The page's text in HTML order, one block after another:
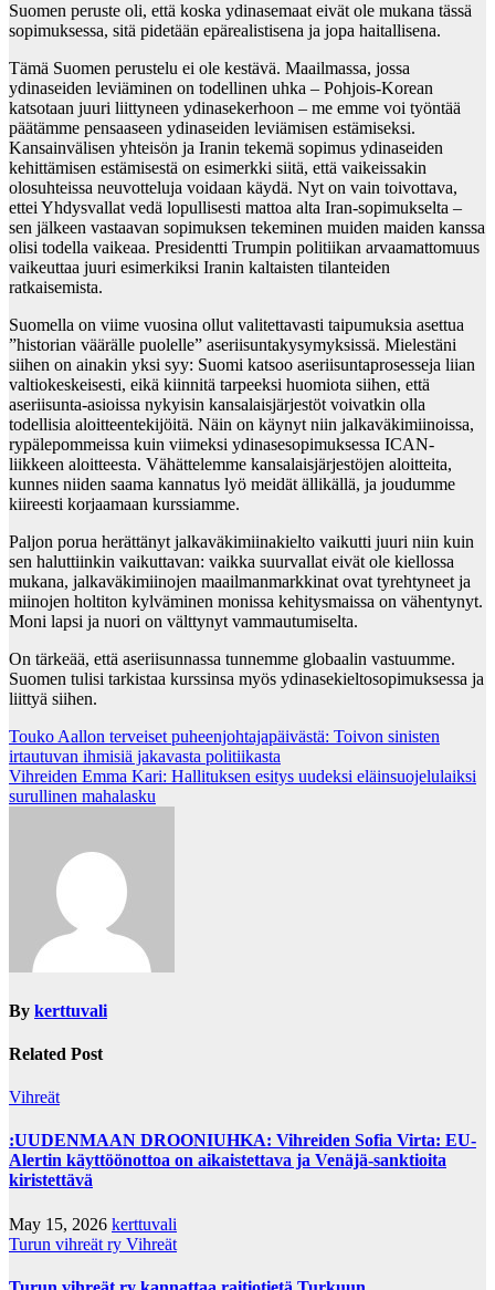
Suomen peruste oli, että koska ydinasemaat eivät ole mukana tässä
sopimuksessa, sitä pidetään epärealistisena ja jopa haitallisena.
Tämä Suomen perustelu ei ole kestävä. Maailmassa, jossa
ydinaseiden leviäminen on todellinen uhka – Pohjois-Korean
katsotaan juuri liittyneen ydinasekerhoon – me emme voi työntää
päätämme pensaaseen ydinaseiden leviämisen estämiseksi.
Kansainvälisen yhteisön ja Iranin tekemä sopimus ydinaseiden
kehittämisen estämisestä on esimerkki siitä, että vaikeissakin
olosuhteissa neuvotteluja voidaan käydä. Nyt on vain toivottava,
ettei Yhdysvallat vedä lopullisesti mattoa alta Iran-sopimukselta –
sen jälkeen vastaavan sopimuksen tekeminen muiden maiden kanssa
olisi todella vaikeaa. Presidentti Trumpin politiikan arvaamattomuus
vaikeuttaa juuri esimerkiksi Iranin kaltaisten tilanteiden
ratkaisemista.
Suomella on viime vuosina ollut valitettavasti taipumuksia asettua
”historian väärälle puolelle” aseriisuntakysymyksissä. Mielestäni
siihen on ainakin yksi syy: Suomi katsoo aseriisuntaprosesseja liian
valtiokeskeisesti, eikä kiinnitä tarpeeksi huomiota siihen, että
aseriisunta-asioissa nykyisin kansalaisjärjestöt voivatkin olla
todellisia aloitteentekijöitä. Näin on käynyt niin jalkaväkimiinoissa,
rypälepommeissa kuin viimeksi ydinasesopimuksessa ICAN-
liikkeen aloitteesta. Vähättelemme kansalaisjärjestöjen aloitteita,
kunnes niiden saama kannatus lyö meidät ällikällä, ja joudumme
kiireesti korjaamaan kurssiamme.
Paljon porua herättänyt jalkaväkimiinakielto vaikutti juuri niin kuin
sen haluttiinkin vaikuttavan: vaikka suurvallat eivät ole kiellossa
mukana, jalkaväkimiinojen maailmanmarkkinat ovat tyrehtyneet ja
miinojen holtiton kylväminen monissa kehitysmaissa on vähentynyt.
Moni lapsi ja nuori on välttynyt vammautumiselta.
On tärkeää, että aseriisunnassa tunnemme globaalin vastuumme.
Suomen tulisi tarkistaa kurssinsa myös ydinasekieltosopimuksessa ja
liittyä siihen.
Post
navigation
Touko Aallon terveiset puheenjohtajapäivästä: Toivon sinisten
irtautuvan ihmisiä jakavasta politiikasta
Vihreiden Emma Kari: Hallituksen esitys uudeksi eläinsuojelulaiksi
surullinen mahalasku
By kerttuvali
Related Post
Vihreät
:UUDENMAAN DROONIUHKA: Vihreiden Sofia Virta: EU-
Alertin käyttöönottoa on aikaistettava ja Venäjä-sanktioita
kiristettävä
May 15, 2026 kerttuvali
Turun vihreät ry Vihreät